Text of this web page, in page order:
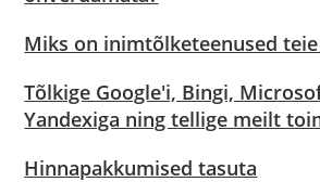
Miks on inimtõlketeenused
Tõlkige Google'i, Bingi,
Yandexiga ning tellige meilt
Hinnapakkumised tasuta